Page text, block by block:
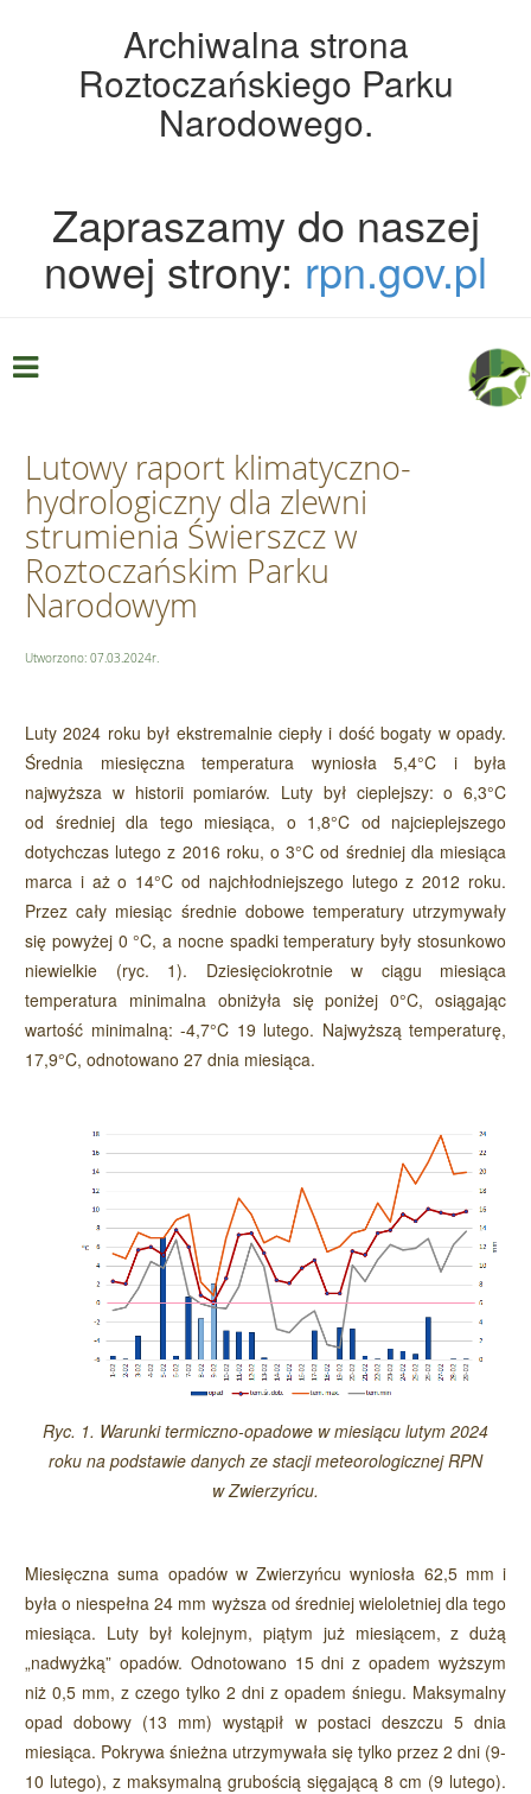
Archiwalna strona
Roztoczańskiego Parku
Narodowego.
Zapraszamy do naszej
nowej strony: rpn.gov.pl
Lutowy raport klimatyczno-
hydrologiczny dla zlewni
strumienia Świerszcz w
Roztoczańskim Parku
Narodowym
Utworzono: 07.03.2024r.
Luty 2024 roku był ekstremalnie ciepły i dość bogaty w opady.
Średnia miesięczna temperatura wyniosła 5,4°C i była
najwyższa w historii pomiarów. Luty był cieplejszy: o 6,3°C
od średniej dla tego miesiąca, o 1,8°C od najcieplejszego
dotychczas lutego z 2016 roku, o 3°C od średniej dla miesiąca
marca i aż o 14°C od najchłodniejszego lutego z 2012 roku.
Przez cały miesiąc średnie dobowe temperatury utrzymywały
się powyżej 0 °C, a nocne spadki temperatury były stosunkowo
niewielkie (ryc. 1). Dziesięciokrotnie w ciągu miesiąca
temperatura minimalna obniżyła się poniżej 0°C, osiągając
wartość minimalną: -4,7°C 19 lutego. Najwyższą temperaturę,
17,9°C, odnotowano 27 dnia miesiąca.
Ryc. 1. Warunki termiczno-opadowe w miesiącu lutym 2024
roku na podstawie danych ze stacji meteorologicznej RPN
w Zwierzyńcu.
Miesięczna suma opadów w Zwierzyńcu wyniosła 62,5 mm i
była o niespełna 24 mm wyższa od średniej wieloletniej dla tego
miesiąca. Luty był kolejnym, piątym już miesiącem, z dużą
„nadwyżką” opadów. Odnotowano 15 dni z opadem wyższym
niż 0,5 mm, z czego tylko 2 dni z opadem śniegu. Maksymalny
opad dobowy (13 mm) wystąpił w postaci deszczu 5 dnia
miesiąca. Pokrywa śnieżna utrzymywała się tylko przez 2 dni (9-
10 lutego), z maksymalną grubością sięgającą 8 cm (9 lutego).